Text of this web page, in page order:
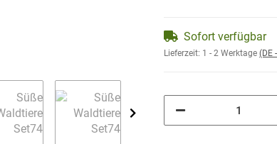
Sofort verfügbar
Lieferzeit: 1 - 2 Werktage (DE